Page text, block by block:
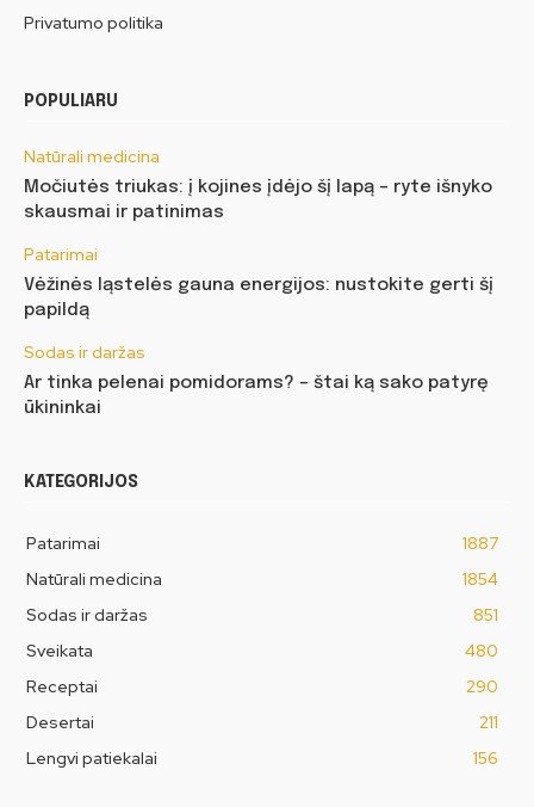
Privatumo politika
POPULIARU
Natūrali medicina
Močiutės triukas: į kojines įdėjo šį lapą – ryte išnyko
skausmai ir patinimas
Patarimai
Vėžinės ląstelės gauna energijos: nustokite gerti šį
papildą
Sodas ir daržas
Ar tinka pelenai pomidorams? – štai ką sako patyrę
ūkininkai
KATEGORIJOS
Patarimai
1887
Natūrali medicina
1854
Sodas ir daržas
851
Sveikata
480
Receptai
290
Desertai
211
Lengvi patiekalai
156